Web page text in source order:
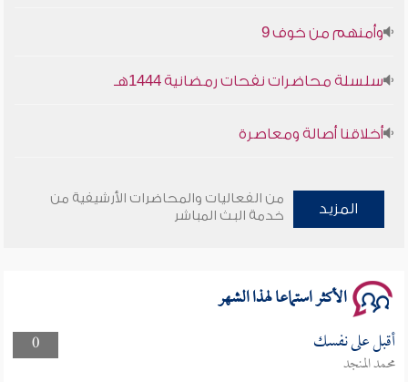
سلسلة محاضرات نفحات رمضانية 1444هـ
المزيد
من الفعاليات والمحاضرات الأرشيفية من
خدمة البث المباشر
الأكثر استماعا لهذا الشهر
0 أقبل على نفسك
محمد المنجد